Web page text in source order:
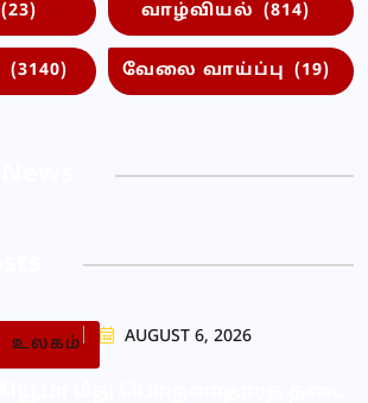
(23) வாழ்வியல் (814)
(3140) வேலை வாய்ப்பு (19)
உலகம் AUGUST 6, 2026